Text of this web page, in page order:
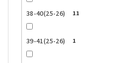
38-40(25-26) 11
39-41(25-26) 1